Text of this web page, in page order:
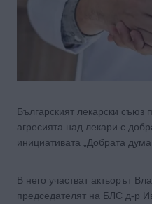
Българският лекарски съюз
агресията над лекари с
инициативата „Добрата дума
В него участват актьорът
председателят на БЛС д-р